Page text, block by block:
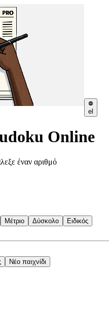
el
Online
έναν αριθμό
Μέτριο Δύσκολο Ειδικός
Νέο παιχνίδι